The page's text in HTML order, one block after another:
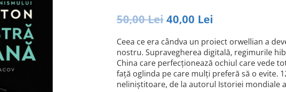
50,00 Lei 40,00 Lei
Ceea ce era cândva un proiect orwellian a
nostru. Supravegherea digitală, regimurile
China care perfecționează ochiul care vede
față oglinda pe care mulți preferă să o evite.
neliniștitoare, de la autorul Istoriei mondiale